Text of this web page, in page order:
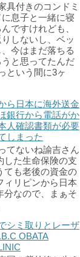
具付きのコンドミ
息子と一緒に寝
ですけれども、
しないし、ベッ
今はまだ落ちる
と思ってたんだ
という間に3ヶ
ら日本に海外送金
銀行から電話がか
人確認書類が必要
しまった
てないね諭吉さん
した生命保険の支
ても老後の資金の
ィリピンから日本
分なので、まぁそ
シミ取りとレーザ
OBATA